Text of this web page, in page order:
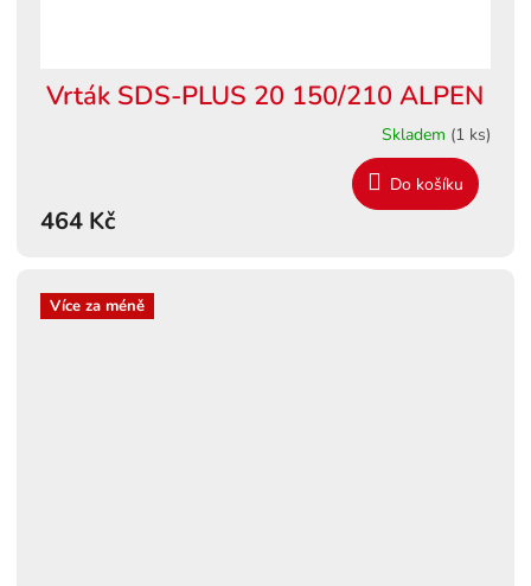
Vrták SDS-PLUS 20 150/210 ALPEN
Skladem (1 ks)
464 Kč
Do košíku
Více za méně